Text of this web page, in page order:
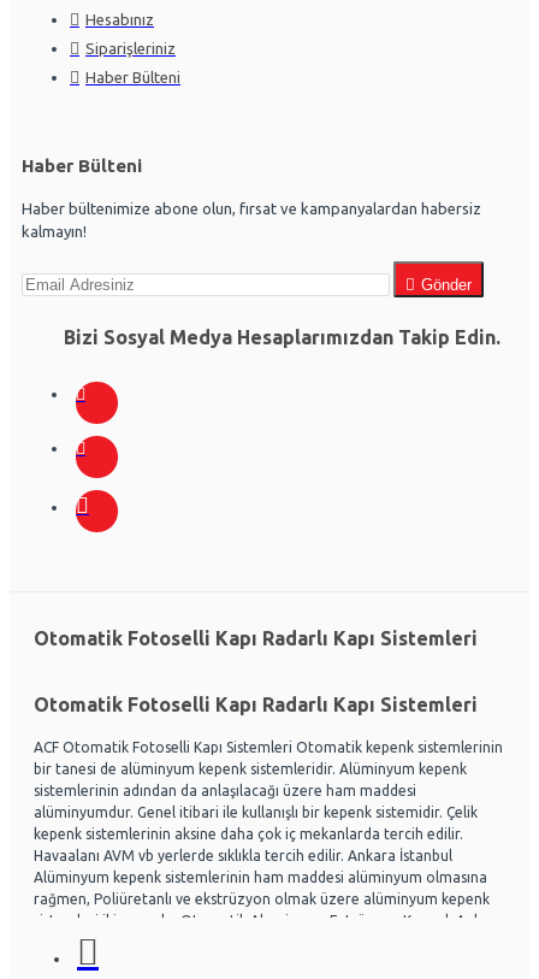
Hesabınız
Siparişleriniz
Haber Bülteni
Haber Bülteni
Haber bültenimize abone olun, fırsat ve kampanyalardan habersiz
kalmayın!
Gönder
Bizi Sosyal Medya Hesaplarımızdan Takip Edin.
Otomatik Fotoselli Kapı Radarlı Kapı Sistemleri
Otomatik Fotoselli Kapı Radarlı Kapı Sistemleri
ACF Otomatik Fotoselli Kapı Sistemleri Otomatik kepenk sistemlerinin
bir tanesi de alüminyum kepenk sistemleridir. Alüminyum kepenk
sistemlerinin adından da anlaşılacağı üzere ham maddesi
alüminyumdur. Genel itibari ile kullanışlı bir kepenk sistemidir. Çelik
kepenk sistemlerinin aksine daha çok iç mekanlarda tercih edilir.
Havaalanı AVM vb yerlerde sıklıkla tercih edilir. Ankara İstanbul
Alüminyum kepenk sistemlerinin ham maddesi alüminyum olmasına
rağmen, Poliüretanlı ve ekstrüzyon olmak üzere alüminyum kepenk
sistemleri ikiye ayrılır. Otomatik Aluminyum Extrüzyon Kepenk Ankara
ve İstanbul başta olmak üzere Ülke genelinde hayli tercih
edilmektedir. Acf otomatik kapı sistemleri Otomatik kapı radarlı kapı,